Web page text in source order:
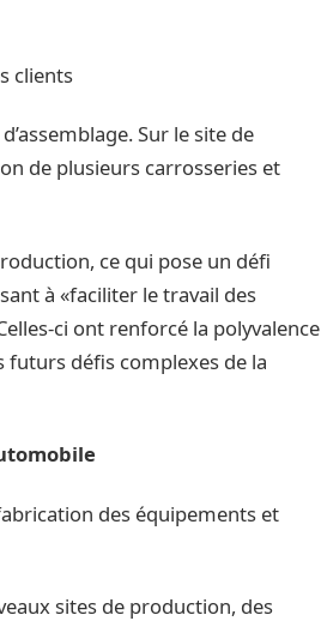
clients
Sur le site de
de plusieurs carrosseries et
ce qui pose un défi
à «faciliter le travail des
ci ont renforcé la polyvalence
futurs défis complexes de la
des équipements et
sites de production, des